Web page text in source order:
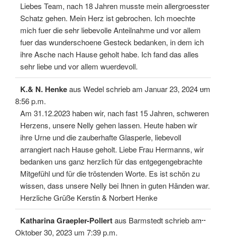
Liebes Team, nach 18 Jahren musste mein allergroesster
Schatz gehen. Mein Herz ist gebrochen. Ich moechte
mich fuer die sehr liebevolle Anteilnahme und vor allem
fuer das wunderschoene Gesteck bedanken, in dem ich
ihre Asche nach Hause geholt habe. Ich fand das alles
sehr liebe und vor allem wuerdevoll.
K.& N. Henkeaus Wedelschrieb am Januar 23, 2024um
8:56 p.m.
Am 31.12.2023 haben wir, nach fast 15 Jahren, schweren
Herzens, unsere Nelly gehen lassen. Heute haben wir
ihre Urne und die zauberhafte Glasperle, liebevoll
arrangiert nach Hause geholt. Liebe Frau Hermanns, wir
bedanken uns ganz herzlich für das entgegengebrachte
Mitgefühl und für die tröstenden Worte. Es ist schön zu
wissen, dass unsere Nelly bei Ihnen in guten Händen war.
Herzliche Grüße Kerstin & Norbert Henke
...Diese
Katharina Graepler-Pollertaus Barmstedtschrieb am
Oktober 30, 2023 um 7:39 p.m.
...